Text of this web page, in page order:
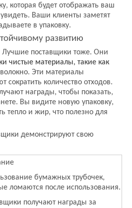
которая будет отображать ваш
Ваши клиенты заметят
в упаковку.
развитию
Лучшие поставщики тоже. Они
чистые материалы, такие как
Эти материалы
сократить количество отходов.
награды, чтобы показать,
Вы видите новую упаковку,
тепло и жир, что полезно для
демонстрируют свою
бумажных трубочек,
ломаются после использования.
получают награды за